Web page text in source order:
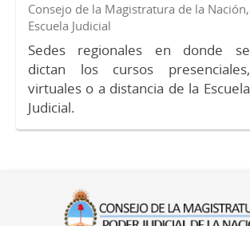
Consejo de la Magistratura de la Nación,
Escuela Judicial
Sedes regionales en donde se
dictan los cursos presenciales,
virtuales o a distancia de la Escuela
Judicial.